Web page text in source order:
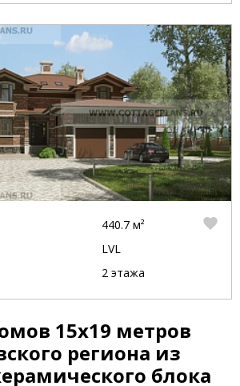
440.7 м²
LVL
2 этажа
15x19 метров
региона из
блока